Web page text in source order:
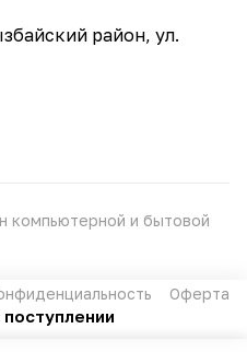
район, ул.
компьютерной и бытовой
Оферта